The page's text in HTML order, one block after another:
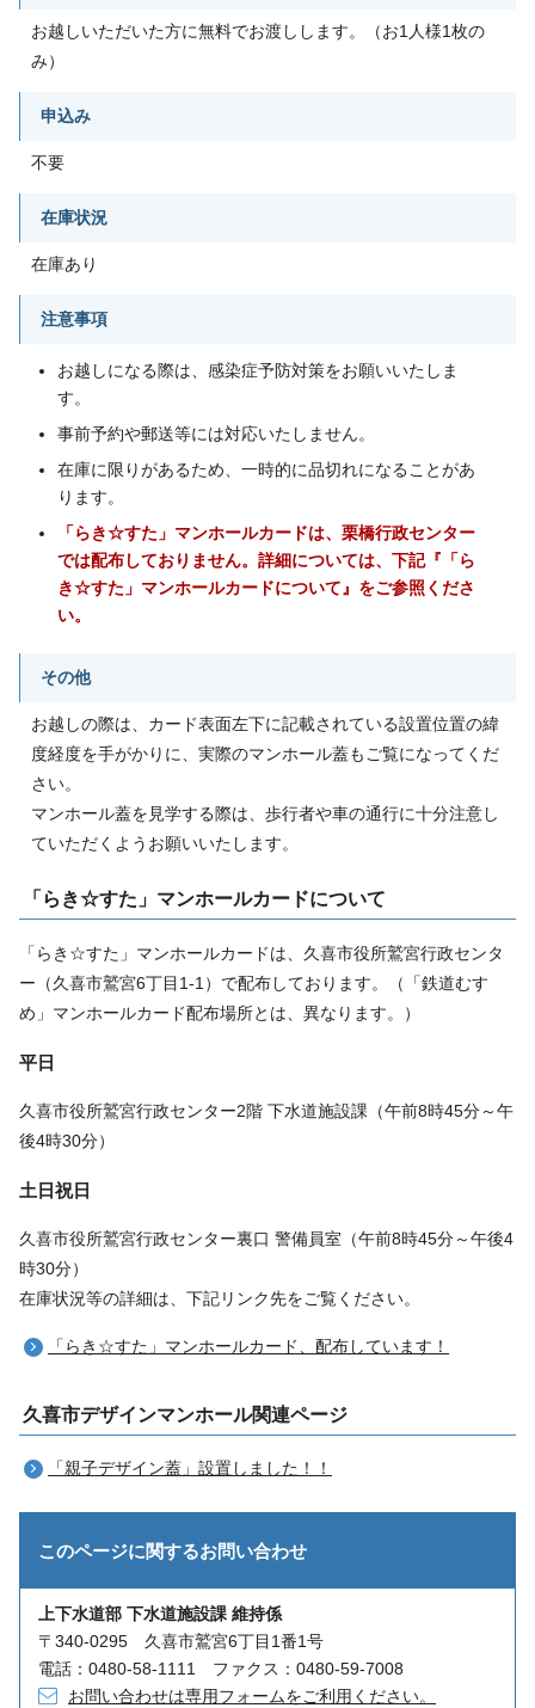
お越しいただいた方に無料でお渡しします。（お1人様1枚の
み）
申込み
不要
在庫状況
在庫あり
注意事項
お越しになる際は、感染症予防対策をお願いいたしま
す。
事前予約や郵送等には対応いたしません。
在庫に限りがあるため、一時的に品切れになることがあ
ります。
「らき☆すた」マンホールカードは、栗橋行政センター
では配布しておりません。詳細については、下記『「ら
き☆すた」マンホールカードについて』をご参照くださ
い。
その他
お越しの際は、カード表面左下に記載されている設置位置の緯
度経度を手がかりに、実際のマンホール蓋もご覧になってくだ
さい。
マンホール蓋を見学する際は、歩行者や車の通行に十分注意し
ていただくようお願いいたします。
「らき☆すた」マンホールカードについて
「らき☆すた」マンホールカードは、久喜市役所鷲宮行政センタ
ー（久喜市鷲宮6丁目1-1）で配布しております。（「鉄道むす
め」マンホールカード配布場所とは、異なります。）
平日
久喜市役所鷲宮行政センター2階 下水道施設課（午前8時45分～午
後4時30分）
土日祝日
久喜市役所鷲宮行政センター裏口 警備員室（午前8時45分～午後4
時30分）
在庫状況等の詳細は、下記リンク先をご覧ください。
「らき☆すた」マンホールカード、配布しています！
久喜市デザインマンホール関連ページ
「親子デザイン蓋」設置しました！！
このページに関するお問い合わせ
上下水道部 下水道施設課 維持係
〒340-0295 久喜市鷲宮6丁目1番1号
電話：0480-58-1111 ファクス：0480-59-7008
お問い合わせは専用フォームをご利用ください。